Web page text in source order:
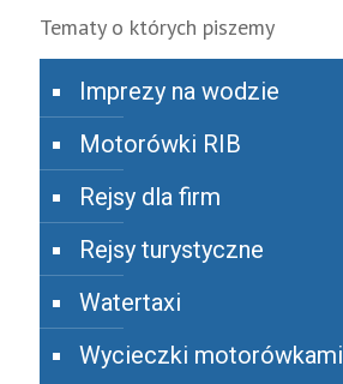
Tematy o których piszemy
Imprezy na wodzie
Motorówki RIB
Rejsy dla firm
Rejsy turystyczne
Watertaxi
Wycieczki motorówkami